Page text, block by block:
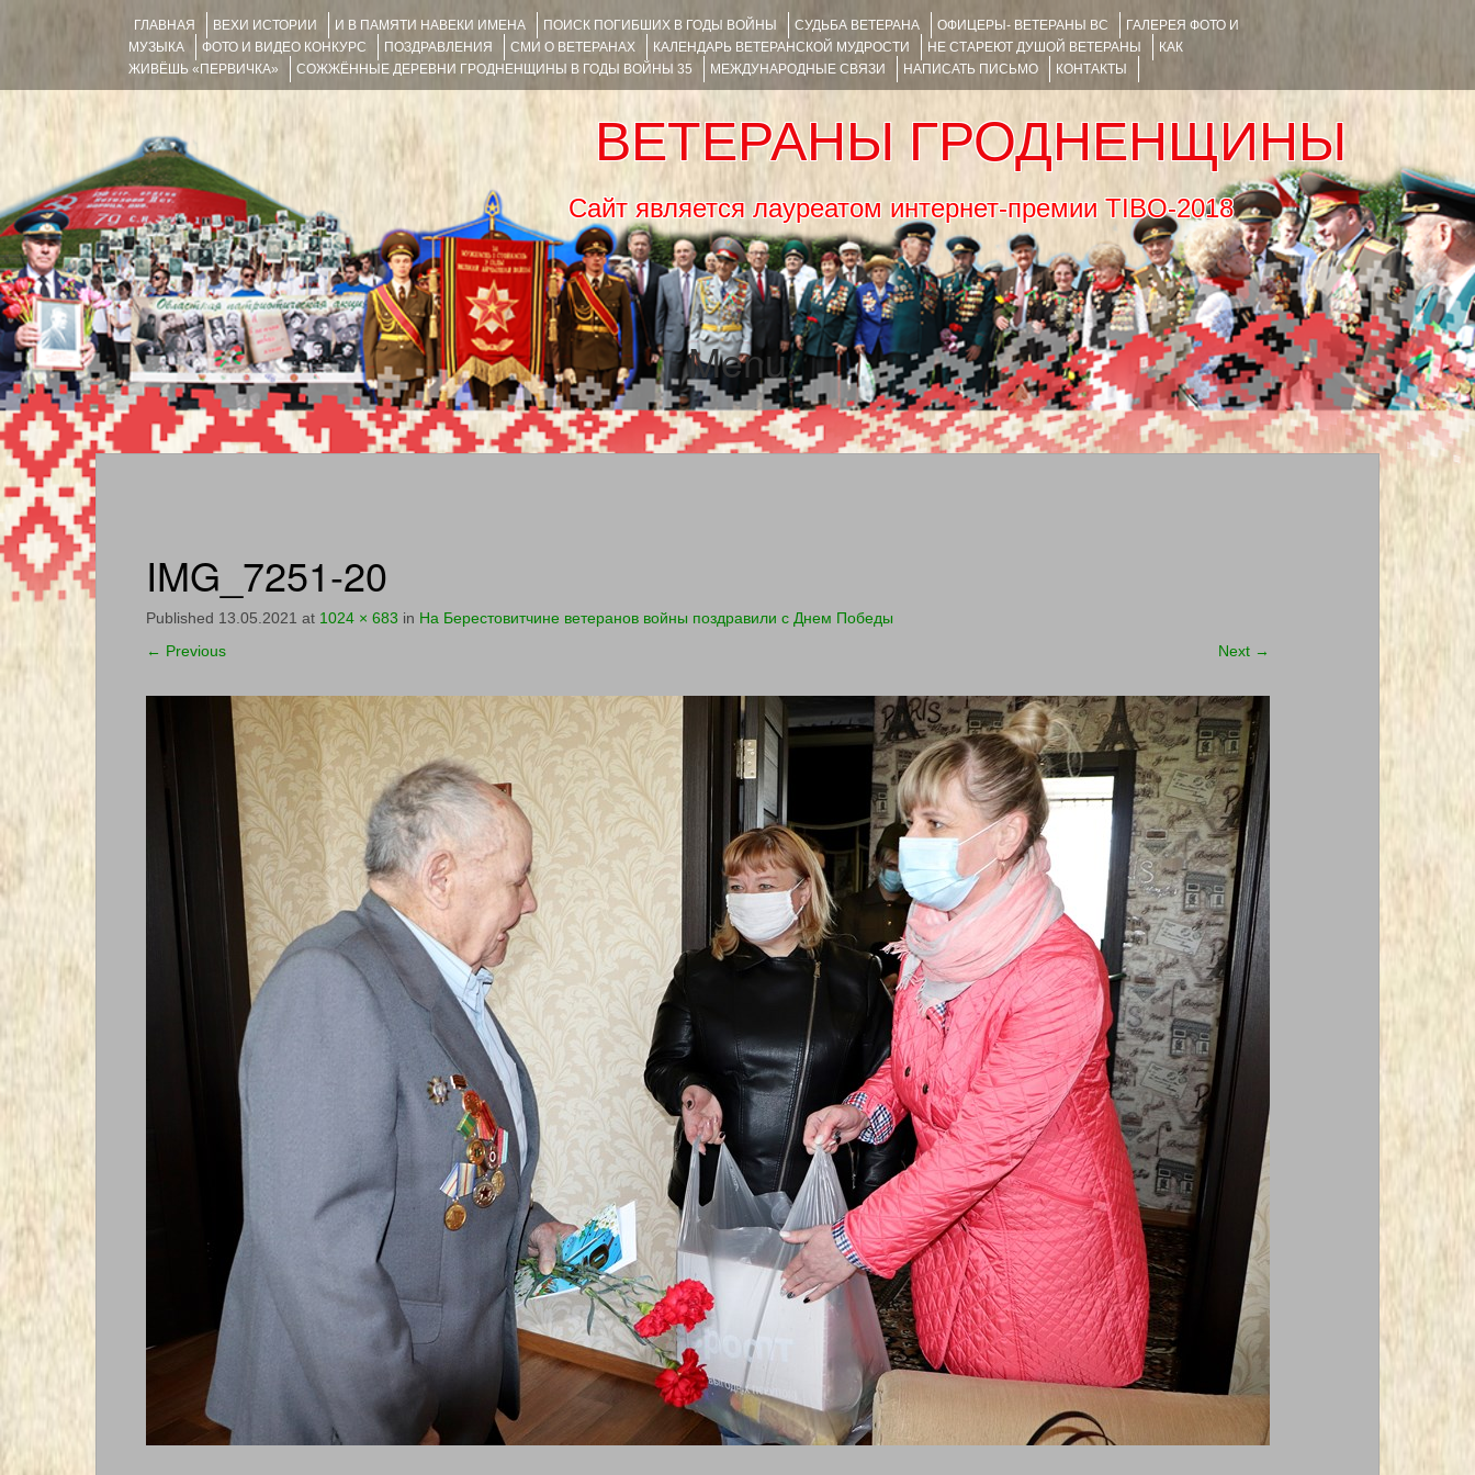
ГЛАВНАЯ ВЕХИ ИСТОРИИ И В ПАМЯТИ НАВЕКИ ИМЕНА ПОИСК ПОГИБШИХ В ГОДЫ ВОЙНЫ СУДЬБА ВЕТЕРАНА ОФИЦЕРЫ- ВЕТЕРАНЫ ВС
ГАЛЕРЕЯ ФОТО И
МУЗЫКА
ФОТО И ВИДЕО КОНКУРС ПОЗДРАВЛЕНИЯ СМИ О ВЕТЕРАНАХ КАЛЕНДАРЬ ВЕТЕРАНСКОЙ МУДРОСТИ НЕ СТАРЕЮТ ДУШОЙ ВЕТЕРАНЫ
КАК
ЖИВЁШЬ «ПЕРВИЧКА»
СОЖЖЁННЫЕ ДЕРЕВНИ ГРОДНЕНЩИНЫ В ГОДЫ ВОЙНЫ 35 МЕЖДУНАРОДНЫЕ СВЯЗИ НАПИСАТЬ ПИСЬМО КОНТАКТЫ
ВЕТЕРАНЫ ГРОДНЕНЩИНЫ
Сайт является лауреатом интернет-премии TIBO-2018
Menu
SKIP TO CONTENT
IMG_7251-20
Published 13.05.2021 at 1024 × 683 in На Берестовитчине ветеранов войны поздравили с Днем Победы
← Previous Next →